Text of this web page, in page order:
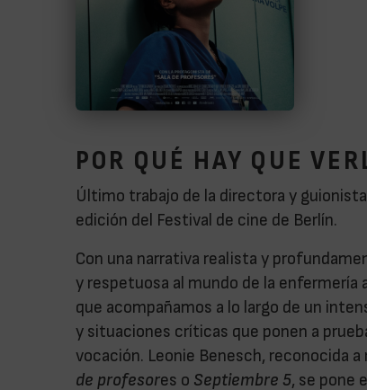
POR QUÉ HAY QUE
Último trabajo de la directora y
edición del Festival de cine de Berlín.
Con una narrativa realista y
y respetuosa al mundo de la enfermería
que acompañamos a lo largo de un
y situaciones críticas que ponen a
vocación. Leonie Benesch, reconocida
de profesores o Septiembre 5, se pone